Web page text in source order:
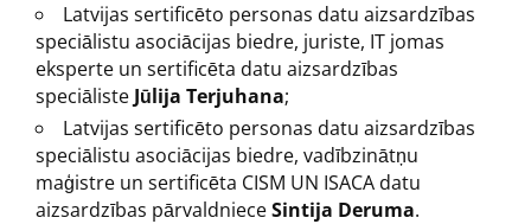
Latvijas sertificēto personas datu aizsardzības
speciālistu asociācijas biedre, juriste, IT jomas
eksperte un sertificēta datu aizsardzības
speciāliste Jūlija Terjuhana;
Latvijas sertificēto personas datu aizsardzības
speciālistu asociācijas biedre, vadībzinātņu
maģistre un sertificēta CISM UN ISACA datu
aizsardzības pārvaldnieceSintija Deruma.